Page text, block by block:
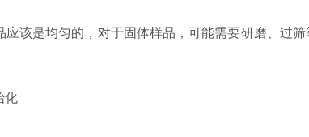
是均匀的，对于固体样品，可能需要研磨、过
化